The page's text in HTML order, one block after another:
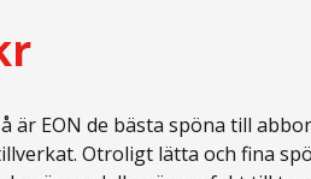
är EON de bästa spöna till
Otroligt lätta och fina